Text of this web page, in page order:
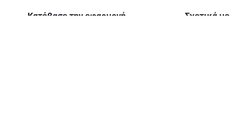
Κατέβασε την εφαρμογή Σχετικά